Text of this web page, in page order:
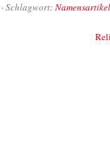
· Schlagwort:Namensartikel